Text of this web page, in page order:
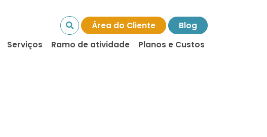
Área do Cliente
Blog
Serviços Ramo de atividade Planos e Custos